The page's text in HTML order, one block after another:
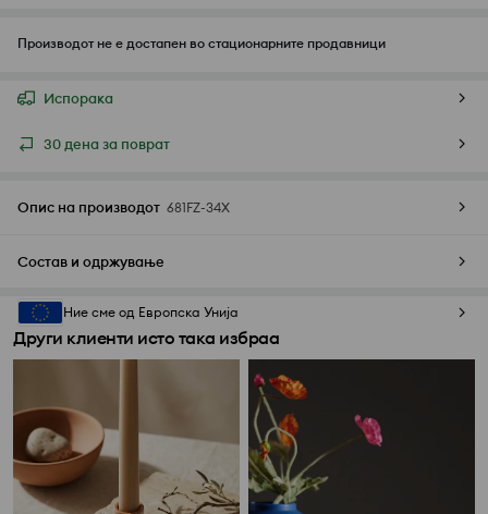
Производот не е достапен во стационарните продавници
Испорака
30 дена за поврат
Опис на производот 681FZ-34X
Состав и одржување
Ние сме од Европска Унија
Други клиенти исто така избраа